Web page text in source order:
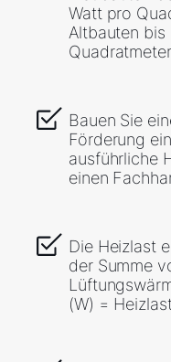
Watt pro
Altbauten bis
Bauen Sie
Förderung
ausführliche
einen
Die Heizlast
der Summe
(W) =